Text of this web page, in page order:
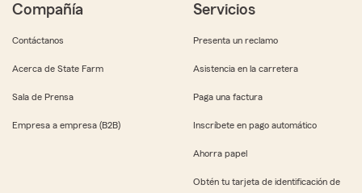
Compañía
Contáctanos
Acerca de State Farm
Sala de Prensa
Empresa a empresa (B2B)
Servicios
Presenta un reclamo
Asistencia en la carretera
Paga una factura
Inscríbete en pago automático
Ahorra papel
Obtén tu tarjeta de identificación de